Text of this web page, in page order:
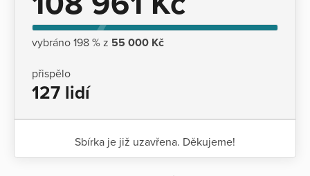
vybráno 198 % z 55 000 Kč
přispělo
127 lidí
Sbírka je již uzavřena. Děkujeme!